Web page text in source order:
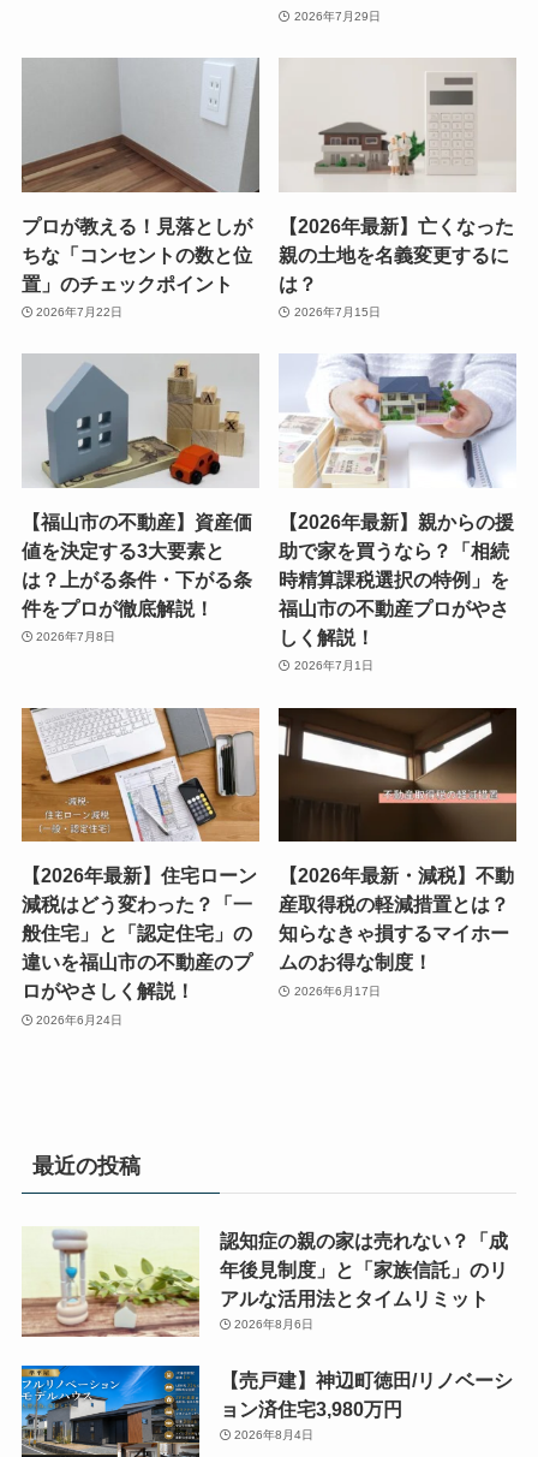
2026年7月29日
プロが教える！見落としが
ちな「コンセントの数と位
置」のチェックポイント
2026年7月22日
【2026年最新】亡くなった
親の土地を名義変更するに
は？
2026年7月15日
【福山市の不動産】資産価
値を決定する3大要素と
は？上がる条件・下がる条
件をプロが徹底解説！
2026年7月8日
【2026年最新】親からの援
助で家を買うなら？「相続
時精算課税選択の特例」を
福山市の不動産プロがやさ
しく解説！
2026年7月1日
【2026年最新】住宅ローン
減税はどう変わった？「一
般住宅」と「認定住宅」の
違いを福山市の不動産のプ
ロがやさしく解説！
2026年6月24日
【2026年最新・減税】不動
産取得税の軽減措置とは？
知らなきゃ損するマイホー
ムのお得な制度！
2026年6月17日
最近の投稿
認知症の親の家は売れない？「成
年後見制度」と「家族信託」のリ
アルな活用法とタイムリミット
2026年8月6日
【売戸建】神辺町徳田/リノベーシ
ョン済住宅3,980万円
2026年8月4日